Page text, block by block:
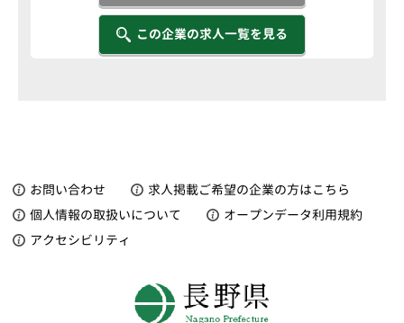
この企業の求人一覧を見る
お問い合わせ
求人掲載ご希望の企業の方はこちら
個人情報の取扱いについて
オープンデータ利用規約
アクセシビリティ